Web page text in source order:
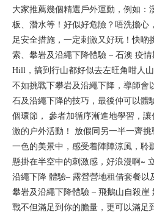
大家推薦幾個精選戶外運動，例如：
板、潛水等！好似好危險？唔洗擔心
足安全措施，一定刺激又好玩！快啲
索、攀岩及沿繩下降體驗 – 石澳 疫
Hill，搞到行山都好似去左旺角咁人
不如挑戰下攀岩及沿繩下降，導師會
石及沿繩下降的技巧，最後仲可以體
個環節， 參者加循序漸進地學習，
激的户外活動！ 放假同另一半一齊
一色的美景中，感受着陣陣涼風，聆
懸掛在半空中的刺激感，好浪漫啊~
沿繩下降 體驗– 露營營地租借套餐以
攀岩及沿繩下降體驗 – 飛鵝山自殺
戰不但滿足到你的膽量，更可以滿足